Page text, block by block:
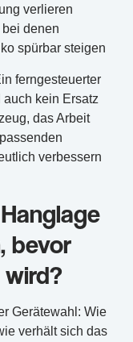
verlieren
denen
spürbar steigen
ferngesteuerter
kein Ersatz
das Arbeit
verbessern
bevor
Gerätewahl: Wie
verhält sich das